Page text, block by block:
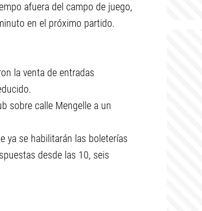
afuera del campo de juego,
en el próximo partido.
la venta de entradas
sobre calle Mengelle a un
ya se habilitarán las boleterías
desde las 10, seis